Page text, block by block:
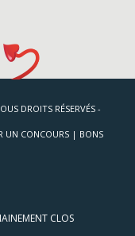
DROITS RÉSERVÉS -
UN CONCOURS | BONS
CLOS